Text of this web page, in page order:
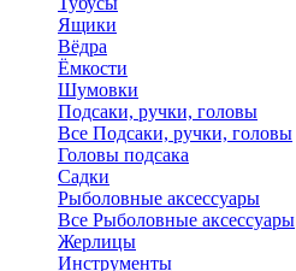
Ящики
Вёдра
Ёмкости
Шумовки
Подсаки, ручки, головы
Все Подсаки, ручки, головы
Головы подсака
Садки
Рыболовные аксессуары
Все Рыболовные аксессуары
Жерлицы
Инструменты